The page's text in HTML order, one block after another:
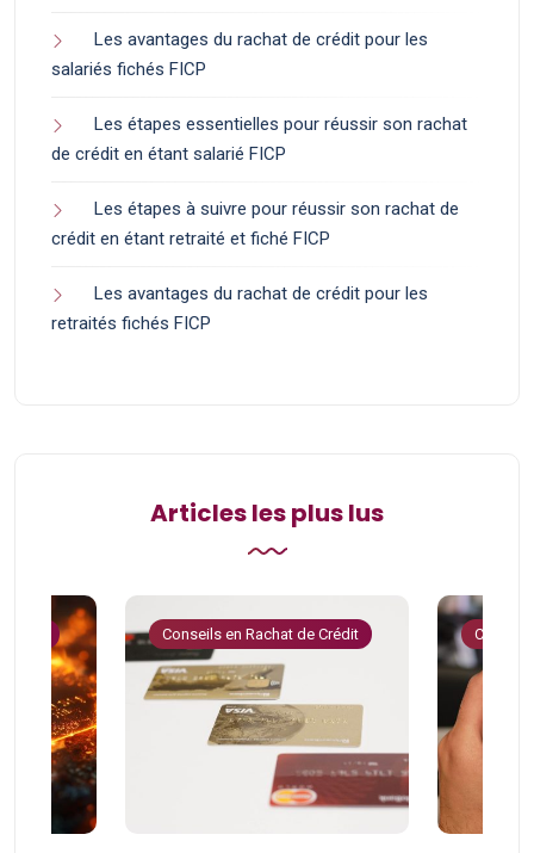
Les avantages du rachat de crédit pour les
salariés fichés FICP
Les étapes essentielles pour réussir son rachat
de crédit en étant salarié FICP
Les étapes à suivre pour réussir son rachat de
crédit en étant retraité et fiché FICP
Les avantages du rachat de crédit pour les
retraités fichés FICP
Articles les plus lus
Conseils en Rachat de Crédit